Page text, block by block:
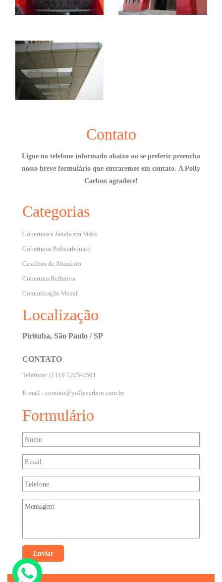
Contato
Ligue no telefone informado abaixo ou se preferir preencha
nosso breve formulário que entraremos em contato. A Polly
Carbon agradece!
Categorias
Cobertura e Janela em Vidro
Coberturas Policarbonato
Caxilhos de Alumínio
Cobertura Refletiva
Comunicação Visual
Localização
Pirituba, São Paulo / SP
CONTATO
Telefone: (11) 9 7205-6591
E-mail : contato@pollycarbon.com.br
Formulário